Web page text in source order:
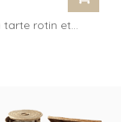
rotin et...